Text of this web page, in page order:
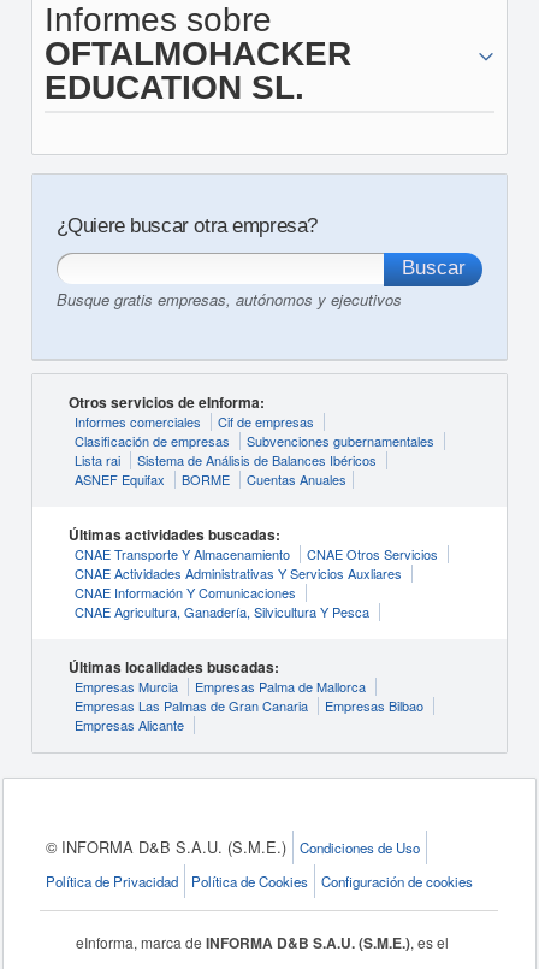
Informes sobre
OFTALMOHACKER
EDUCATION SL.
¿Quiere buscar otra empresa?
Busque gratis empresas, autónomos y ejecutivos
Otros servicios de eInforma:
Informes comerciales
Cif de empresas
Clasificación de empresas
Subvenciones gubernamentales
Lista rai
Sistema de Análisis de Balances Ibéricos
ASNEF Equifax
BORME Cuentas Anuales
Últimas actividades buscadas:
CNAE Transporte Y Almacenamiento
CNAE Otros Servicios
CNAE Actividades Administrativas Y Servicios Auxliares
CNAE Información Y Comunicaciones
CNAE Agricultura, Ganadería, Silvicultura Y Pesca
Últimas localidades buscadas:
Empresas Murcia
Empresas Palma de Mallorca
Empresas Las Palmas de Gran Canaria
Empresas Bilbao
Empresas Alicante
© INFORMA D&B S.A.U. (S.M.E.)
Condiciones de Uso
Política de Privacidad
Política de Cookies Configuración de cookies
eInforma, marca deINFORMA D&B S.A.U. (S.M.E.), es el